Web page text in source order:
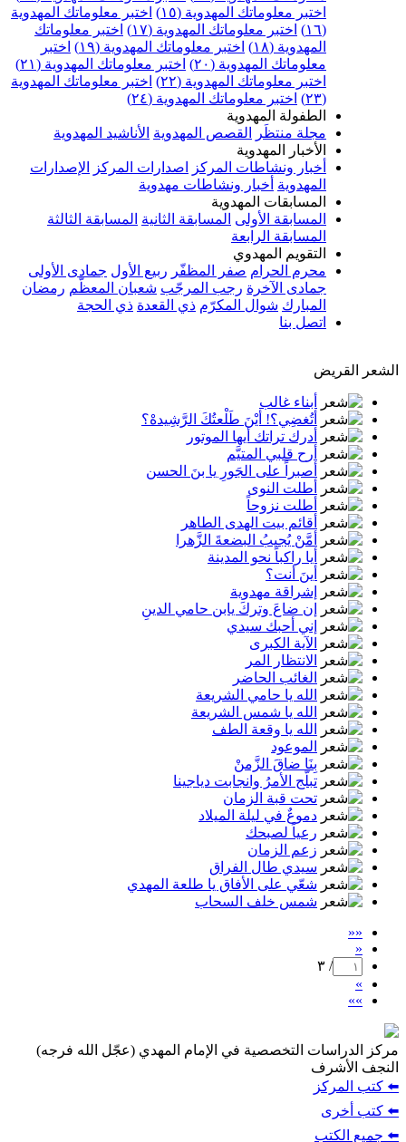
اختبر معلوماتك المهدوية (١٥)
اختبر معلوماتك المهدوية
(١٦)
اختبر معلوماتك المهدوية (١٧)
اختبر معلوماتك
المهدوية (١٨)
اختبر معلوماتك المهدوية (١٩)
اختبر
معلوماتك المهدوية (٢٠)
اختبر معلوماتك المهدوية (٢١)
اختبر معلوماتك المهدوية (٢٢)
اختبر معلوماتك المهدوية
(٢٣)
اختبر معلوماتك المهدوية (٢٤)
الطفولة المهدوية
مجلة منتظَر
القصص المهدوية الأناشيد المهدوية
الأخبار المهدوية
أخبار ونشاطات المركز
اصدارات المركز
الإصدارات
المهدوية أخبار ونشاطات مهدوية
المسابقات المهدوية
المسابقة الأولى المسابقة الثانية المسابقة الثالثة
المسابقة الرابعة
التقويم المهدوي
محرم الحرام صفر المظفّر ربيع الأول جمادى الأولى
جمادى الآخرة رجب المرجّب شعبان المعظّم رمضان
المبارك شوال المكرّم ذي القعدة ذي الحجة
اتصل بنا
الشعر القريض
أبناء غالب
أتُغضِي؟! أيْنَ طَلْعتُكَ الرَّشِيدهْ؟
أدرك تراتك أيها الموتور
أرح قلبي المتيَّم
أصبراً على الجَورِ يا بنَ الحسن
أطلت النوى
أطلت نزوحاً
أقائم بيت الهدى الطاهر
أمَّنْ يُجيبُ البضعةَ الزَّهرا
أيا راكباً نحو المدينة
أينَ أنت؟
إشراقة مهدوية
إن ضاعَ وتركَ يابن حامي الدينِ
إني أحبك سيدي
الآية الكبرى
الانتظار المر
الغائب الحاضر
الله يا حامي الشريعة
الله يا شمس الشريعة
الله يا وقعة الطف
الموعود
بِنَا ضاقَ الزَّمنْ
تبلّج الأمرُ وانجابت دياجينا
تحت قبة الزمان
دموعٌ في ليلة الميلاد
رعياً لصبحك
زعم الزمان
سيدي طال الفراق
شعّي على الأفاق يا طلعة المهدي
شمس خلف السحاب
««
«
/ ٣
»
»»
مركز الدراسات التخصصية في الإمام المهدي (عجّل الله فرجه)
النجف الأشرف
⬅️ كتب المركز
⬅️ كتب أخرى
⬅️ جميع الكتب